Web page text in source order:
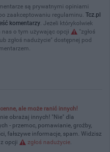
są prywatnymi opiniami
zaakceptowaniu regulaminu. Tcz.pl
komentarzy. Jeżeli którykolwiek
nas o tym używając opcji
"zgłoś
zgłoś nadużycie" dostępnej pod
ale może ranić innych!
obrażaj innych! "Nie" dla
- przemoc, pomawianie, groźby,
fałszywe informacje, spam. Widzisz
opcji
zgłoś nadużycie.